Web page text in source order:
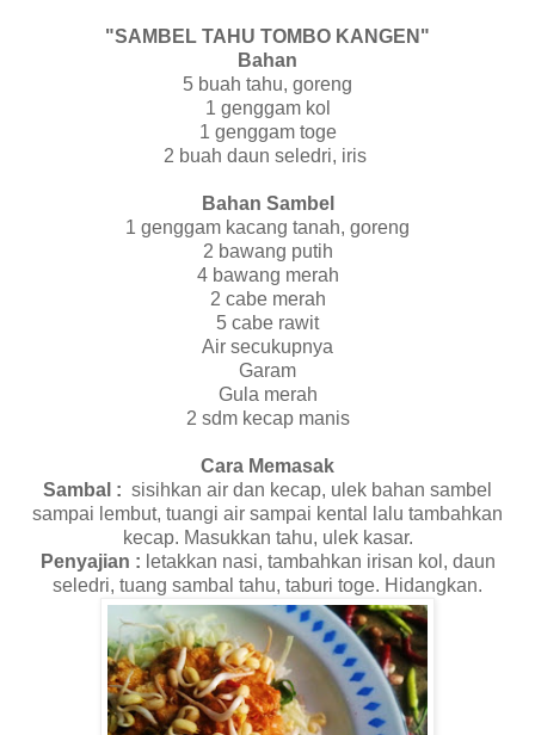
"SAMBEL TAHU TOMBO KANGEN"
Bahan
5 buah tahu, goreng
1 genggam kol
1 genggam toge
2 buah daun seledri, iris
Bahan Sambel
1 genggam kacang tanah, goreng
2 bawang putih
4 bawang merah
2 cabe merah
5 cabe rawit
Air secukupnya
Garam
Gula merah
2 sdm kecap manis
Cara Memasak
Sambal : sisihkan air dan kecap, ulek bahan sambel
sampai lembut, tuangi air sampai kental lalu tambahkan
kecap. Masukkan tahu, ulek kasar.
Penyajian : letakkan nasi, tambahkan irisan kol, daun
seledri, tuang sambal tahu, taburi toge. Hidangkan.